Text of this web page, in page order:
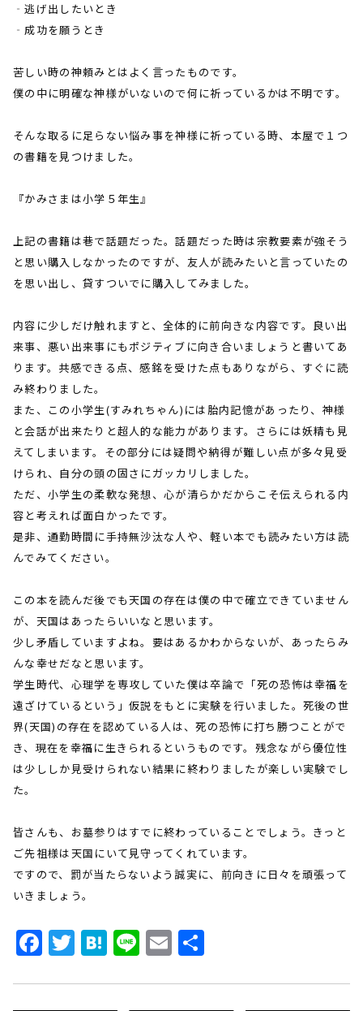
‐逃げ出したいとき
‐成功を願うとき
苦しい時の神頼みとはよく言ったものです。
僕の中に明確な神様がいないので何に祈っているかは不明です。
そんな取るに足らない悩み事を神様に祈っている時、本屋で１つ
の書籍を見つけました。
『かみさまは小学５年生』
上記の書籍は巷で話題だった。話題だった時は宗教要素が強そう
と思い購入しなかったのですが、友人が読みたいと言っていたの
を思い出し、貸すついでに購入してみました。
内容に少しだけ触れますと、全体的に前向きな内容です。良い出
来事、悪い出来事にもポジティブに向き合いましょうと書いてあ
ります。共感できる点、感銘を受けた点もありながら、すぐに読
み終わりました。
また、この小学生(すみれちゃん) には胎内記憶があったり、神様
と会話が出来たりと超人的な能力があります。さらには妖精も見
えてしまいます。その部分には疑問や納得が難しい点が多々見受
けられ、自分の頭の固さにガッカリしました。
ただ、小学生の柔軟な発想、心が清らかだからこそ伝えられる内
容と考えれば面白かったです。
是非、通勤時間に手持無沙汰な人や、軽い本でも読みたい方は読
んでみてください。
この本を読んだ後でも天国の存在は僕の中で確立できていません
が、天国はあったらいいなと思います。
少し矛盾していますよね。要はあるかわからないが、あったらみ
んな幸せだなと思います。
学生時代、心理学を専攻していた僕は卒論で「死の恐怖は幸福を
遠ざけているという」仮説をもとに実験を行いました。死後の世
界(天国) の存在を認めている人は、死の恐怖に打ち勝つことがで
き、現在を幸福に生きられるというものです。残念ながら優位性
は少ししか見受けられない結果に終わりましたが楽しい実験でし
た。
皆さんも、お墓参りはすでに終わっていることでしょう。きっと
ご先祖様は天国にいて見守ってくれています。
ですので、罰が当たらないよう誠実に、前向きに日々を頑張って
いきましょう。
Facebook
Twitter
Hatena
LineEmail